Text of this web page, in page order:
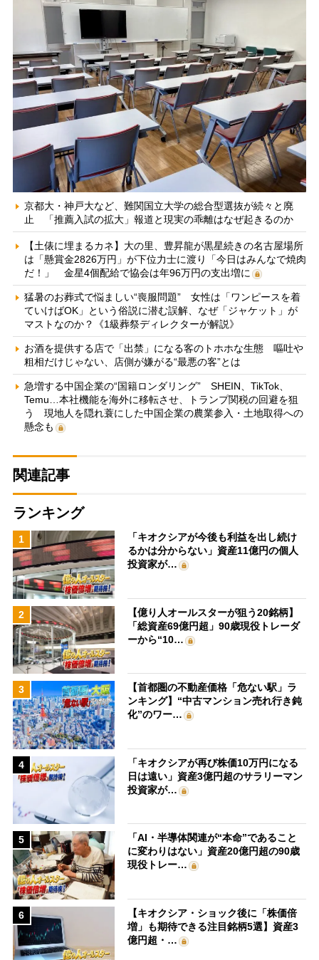
京都大・神戸大など、難関国立大学の総合型選抜が続々と廃
止 「推薦入試の拡大」報道と現実の乖離はなぜ起きるのか
【土俵に埋まるカネ】大の里、豊昇龍が黒星続きの名古屋場所
は「懸賞金2826万円」が下位力士に渡り「今日はみんなで焼肉
だ！」 金星4個配給で協会は年96万円の支出増に
猛暑のお葬式で悩ましい“喪服問題” 女性は「ワンピースを着
ていけばOK」という俗説に潜む誤解、なぜ「ジャケット」が
マストなのか？《1級葬祭ディレクターが解説》
お酒を提供する店で「出禁」になる客のトホホな生態 嘔吐や
粗相だけじゃない、店側が嫌がる“最悪の客”とは
急増する中国企業の“国籍ロンダリング” SHEIN、TikTok、
Temu…本社機能を海外に移転させ、トランプ関税の回避を狙
う 現地人を隠れ蓑にした中国企業の農業参入・土地取得への
懸念も
関連記事
ランキング
1
「キオクシアが今後も利益を出し続け
るかは分からない」資産11億円の個人
投資家が…
2
【億り人オールスターが狙う20銘柄】
「総資産69億円超」90歳現役トレーダ
ーから“10…
3
【首都圏の不動産価格「危ない駅」ラ
ンキング】“中古マンション売れ行き鈍
化”のワー…
4
「キオクシアが再び株価10万円になる
日は遠い」資産3億円超のサラリーマン
投資家が…
5
「AI・半導体関連が“本命”であること
に変わりはない」資産20億円超の90歳
現役トレー…
6
【キオクシア・ショック後に「株価倍
増」も期待できる注目銘柄5選】資産3
億円超・…